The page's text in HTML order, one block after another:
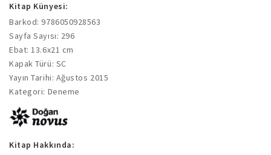
Kitap Künyesi:
Barkod: 9786050928563
Sayfa Sayısı: 296
Ebat: 13.6x21 cm
Kapak Türü: SC
Yayın Tarihi: Ağustos 2015
Kategori: Deneme
Kitap Hakkında: